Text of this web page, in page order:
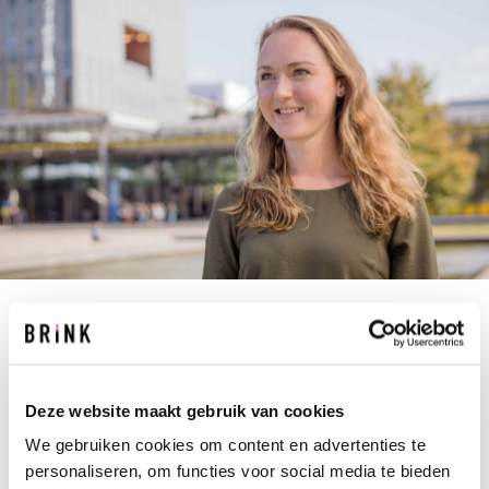
Deze website maakt gebruik van cookies
We gebruiken cookies om content en advertenties te
personaliseren, om functies voor social media te bieden
+31 40 267 67 67
Aandacht maakt alles mooier, daar gelooft Renee
in. Ze ervaart dit dagelijks in de praktijk, zowel
tijdens het werken in projecten als buiten Brink.